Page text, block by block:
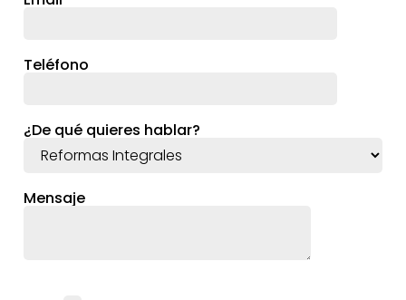
Teléfono
¿De qué quieres hablar?
Mensaje